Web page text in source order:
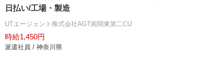
日払い/工場・製造
UTエージェント株式会社AGT南関東第二CU
時給1,450円
派遣社員 / 神奈川県